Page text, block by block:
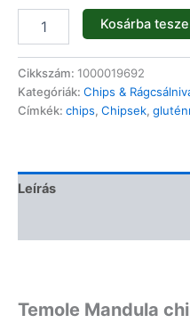
-
mennyiség
Kosárba
Cikkszám: 1000019692
Kategóriák: Chips &
Címkék: chips, Chipsek,
Leírás
Temole Mandula